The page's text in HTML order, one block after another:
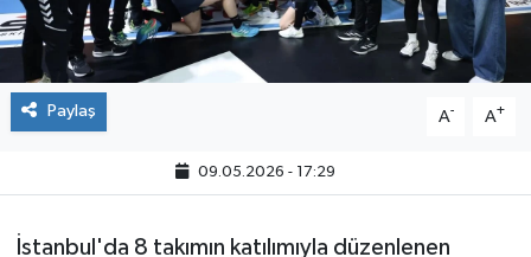
Paylaş A- A+
09.05.2026 - 17:29
İstanbul'da 8 takımın katılımıyla düzenlenen